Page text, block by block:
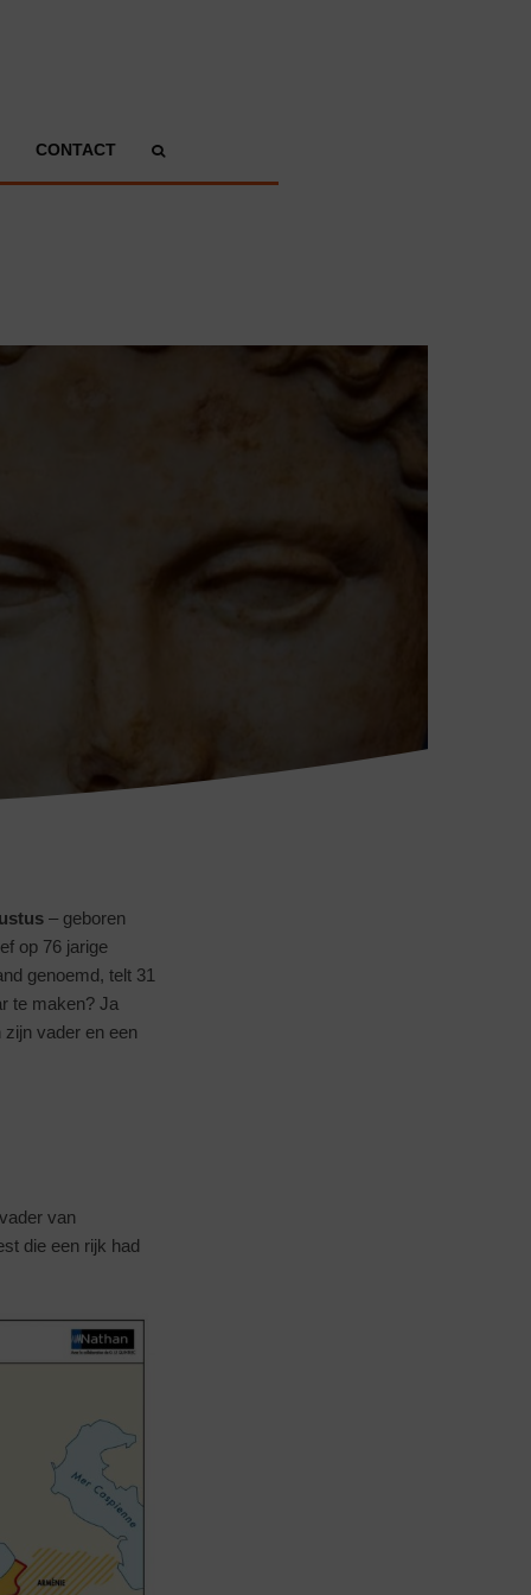
CONTACT
– geboren
op 76 jarige
genoemd, telt 31
te maken? Ja
vader en een
van
die een rijk had